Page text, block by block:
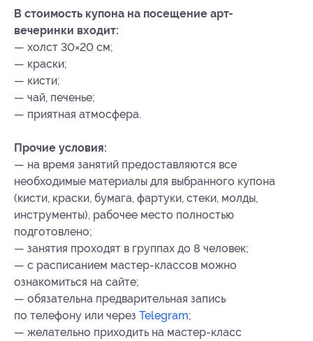
В стоимость купона на посещение арт-
вечеринки входит:
— холст 30×20 см;
— краски;
— кисти;
— чай, печенье;
— приятная атмосфера.
Прочие условия:
— на время занятий предоставляются все
необходимые материалы для выбранного купона
(кисти, краски, бумага, фартуки, стеки, молды,
инструменты), рабочее место полностью
подготовлено;
— занятия проходят в группах до 8 человек;
— с расписанием мастер-классов можно
ознакомиться на сайте;
— обязательна предварительная запись
по телефону или через Telegram;
— желательно приходить на мастер-класс